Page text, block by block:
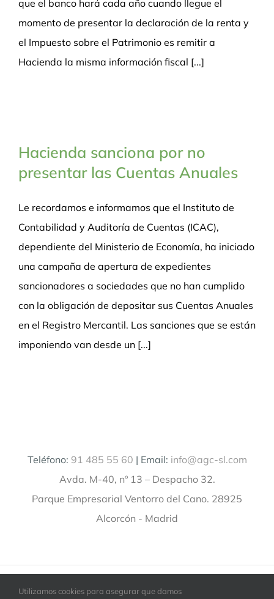
que el banco hará cada año cuando llegue el
momento de presentar la declaración de la renta y
el Impuesto sobre el Patrimonio es remitir a
Hacienda la misma información fiscal [...]
Hacienda sanciona por no
presentar las Cuentas Anuales
Le recordamos e informamos que el Instituto de
Contabilidad y Auditoría de Cuentas (ICAC),
dependiente del Ministerio de Economía, ha iniciado
una campaña de apertura de expedientes
sancionadores a sociedades que no han cumplido
con la obligación de depositar sus Cuentas Anuales
en el Registro Mercantil. Las sanciones que se están
imponiendo van desde un [...]
Teléfono: 91 485 55 60 | Email: info@agc-sl.com
Avda. M-40, nº 13 – Despacho 32.
Parque Empresarial Ventorro del Cano. 28925
Alcorcón - Madrid
Utilizamos cookies para asegurar que damos